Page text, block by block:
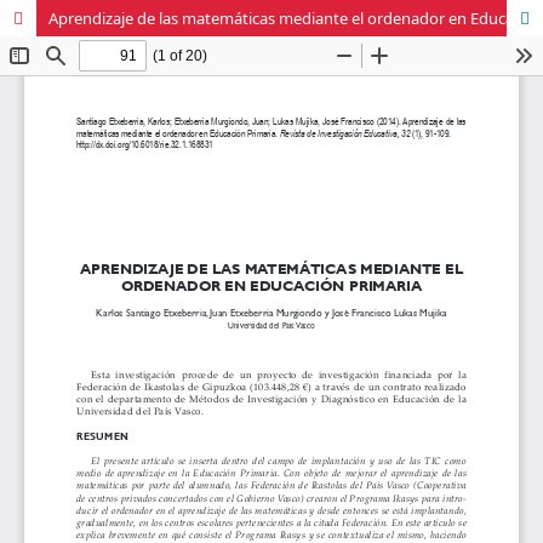
Aprendizaje de las matemáticas mediante el ordenador en Educación Primaria